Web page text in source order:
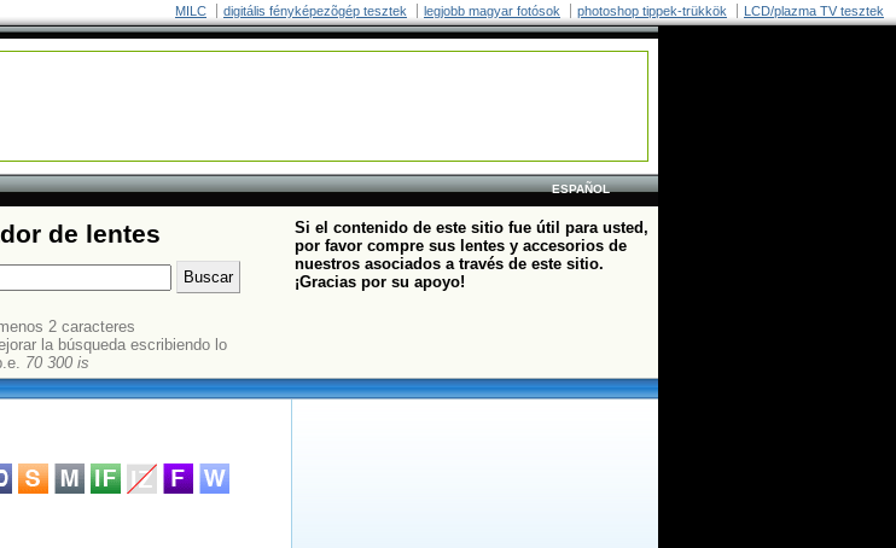
MILC digitális fényképezõgép tesztek legjobb magyar fotósok photoshop tippek-trükkök LCD/plazma TV tesztek
ESPAÑOL
de lentes
2 caracteres
la búsqueda escribiendo lo
70 300 is
Si el contenido de este sitio fue útil para usted,
por favor compre sus lentes y accesorios de
nuestros asociados a través de este sitio.
¡Gracias por su apoyo!